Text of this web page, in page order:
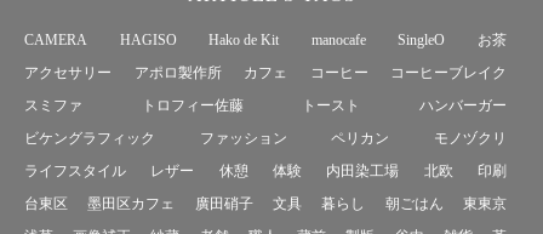
CAMERA HAGISO Hako de Kit manocafe SingleO
お茶
アクセサリー
アポロ製作所 カフェ コーヒー
コーヒーブレイク
スミファ
トロフィー佐藤 トースト
ハンバーガー
ビケングラフィック
ファッション ペリカン
モノヅクリ
ライフスタイル
レザー 休憩 体験 内田染工場 北欧
印刷
台東区
墨田区カフェ 廣田硝子 文具 暮らし 朝ごはん
東東京